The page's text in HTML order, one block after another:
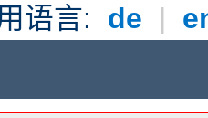
语言: de |